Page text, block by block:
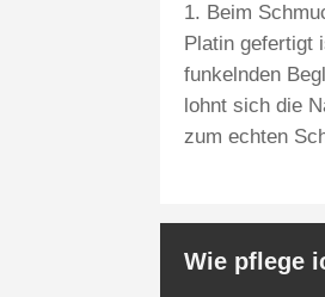
Beim
Platin gefertigt
funkelnden
lohnt sich die
zum echten
Wie pflege